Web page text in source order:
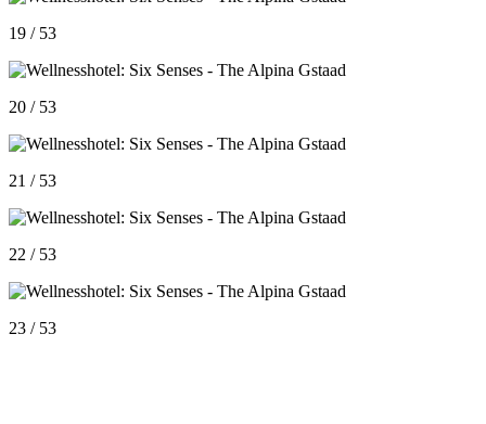
19 / 53
20 / 53
21 / 53
22 / 53
23 / 53